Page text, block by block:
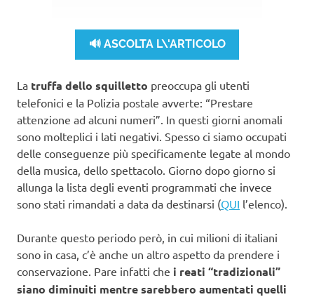
🔊 ASCOLTA L\'ARTICOLO
La truffa dello squilletto preoccupa gli utenti
telefonici e la Polizia postale avverte: “Prestare
attenzione ad alcuni numeri”. In questi giorni anomali
sono molteplici i lati negativi. Spesso ci siamo occupati
delle conseguenze più specificamente legate al mondo
della musica, dello spettacolo. Giorno dopo giorno si
allunga la lista degli eventi programmati che invece
sono stati rimandati a data da destinarsi (QUI l’elenco).
Durante questo periodo però, in cui milioni di italiani
sono in casa, c’è anche un altro aspetto da prendere i
conservazione. Pare infatti che i reati “tradizionali”
siano diminuiti mentre sarebbero aumentati quelli